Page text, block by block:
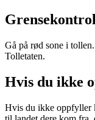
Gå på rød sone i
Tolletaten.
Hvis du ikke
Hvis du ikke oppfyller